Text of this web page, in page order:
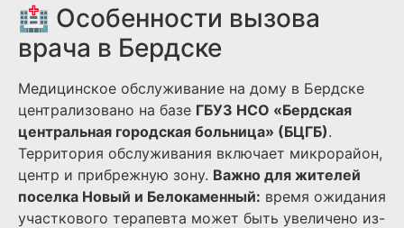
🏥 Особенности вызова
врача в Бердске
Медицинское обслуживание на дому в Бердске
централизовано на базе ГБУЗ НСО «Бердская
центральная городская больница» (БЦГБ).
Территория обслуживания включает микрорайон,
центр и прибрежную зону. Важно для жителей
поселка Новый и Белокаменный: время ожидания
участкового терапевта может быть увеличено из-